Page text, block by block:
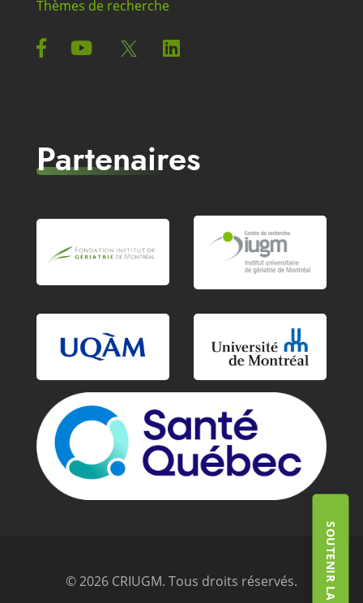
Thèmes de recherche
Partenaires
© 2026 CRIUGM. Tous droits réservés.